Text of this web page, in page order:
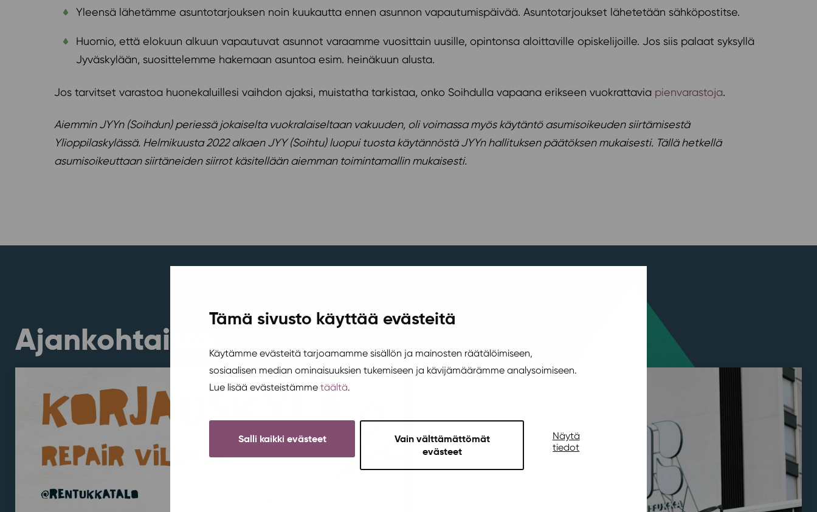
Tämä sivusto käyttää evästeitä
Käytämme evästeitä tarjoamamme sisällön ja mainosten räätälöimiseen,
sosiaalisen median ominaisuuksien tukemiseen ja kävijämäärämme analysoimiseen.
Lue lisää evästeistämme täältä.
Salli kaikki evästeet
Vain välttämättömät
evästeet
Näytä
tiedot
Yleensä lähetämme asuntotarjouksen noin kuukautta ennen asunnon vapautumispäivää. Asuntotarjoukset lähetetään sähköpostitse.
Huomio, että elokuun alkuun vapautuvat asunnot varaamme vuosittain uusille, opintonsa aloittaville opiskelijoille. Jos siis palaat syksyllä
Jyväskylään, suosittelemme hakemaan asuntoa esim. heinäkuun alusta.
Jos tarvitset varastoa huonekaluillesi vaihdon ajaksi, muistatha tarkistaa, onko Soihdulla vapaana erikseen vuokrattavia pienvarastoja.
Aiemmin JYYn (Soihdun) periessä jokaiselta vuokralaiseltaan vakuuden, oli voimassa myös käytäntö asumisoikeuden siirtämisestä
Ylioppilaskylässä. Helmikuusta 2022 alkaen JYY (Soihtu) luopui tuosta käytännöstä JYYn hallituksen päätöksen mukaisesti. Tällä hetkellä
asumisoikeuttaan siirtäneiden siirrot käsitellään aiemman toimintamallin mukaisesti.
Ajankohtaista